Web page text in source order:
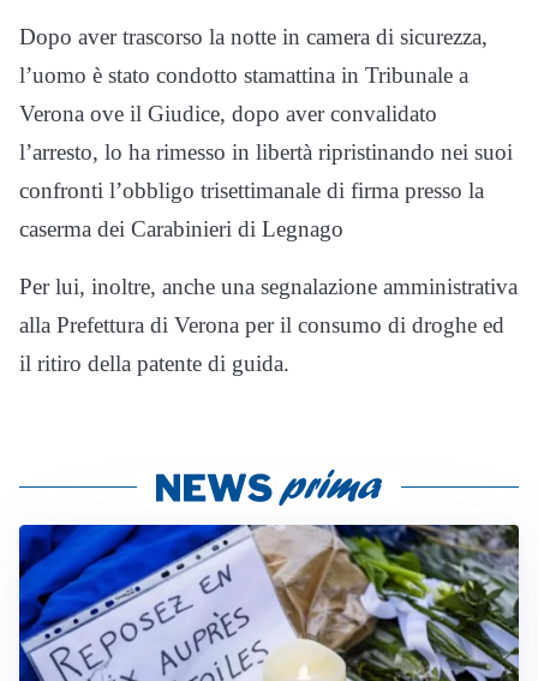
Dopo aver trascorso la notte in camera di sicurezza,
l’uomo è stato condotto stamattina in Tribunale a
Verona ove il Giudice, dopo aver convalidato
l’arresto, lo ha rimesso in libertà ripristinando nei suoi
confronti l’obbligo trisettimanale di firma presso la
caserma dei Carabinieri di Legnago
Per lui, inoltre, anche una segnalazione amministrativa
alla Prefettura di Verona per il consumo di droghe ed
il ritiro della patente di guida.